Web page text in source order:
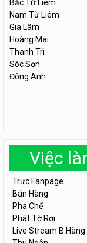
Bắc Từ Liêm
Nam Từ Liêm
Gia Lâm
Hoàng Mai
Thanh Trì
Sóc Sơn
Đông Anh
Việc
Trực Fanpage
Bán Hàng
Pha Chế
Phát Tờ Rơi
Live Stream B.Hàng